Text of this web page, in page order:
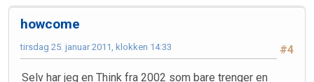
howcome
#4
tirsdag 25. januar 2011, klokken 14:33
Selv har jeg en Think fra 2002 som bare trenger en